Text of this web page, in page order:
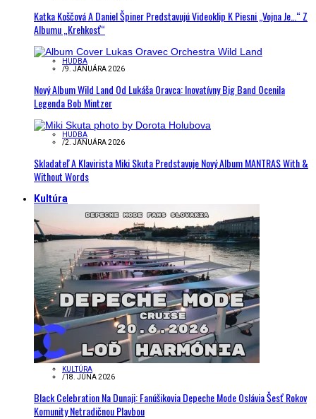
Katka Koščová A Daniel Špiner Predstavujú Videoklip K Piesni „Vojna Je…“ Z
Albumu „Krehkosť“
HUDBA
/9. JANUÁRA 2026
Nový Album Wild Land Od Lukáša Oravca: Inovatívny Big Band Ocenila
Legenda Bob Mintzer
HUDBA
/2. JANUÁRA 2026
Skladateľ A Klavirista Miki Skuta Predstavuje Nový Album MANTRAS With &
Without Words
Kultúra
KULTÚRA
/18. JÚNA 2026
Black Celebration Na Dunaji: Fanúšikovia Depeche Mode Oslávia Šesť Rokov
Komunity Netradičnou Plavbou